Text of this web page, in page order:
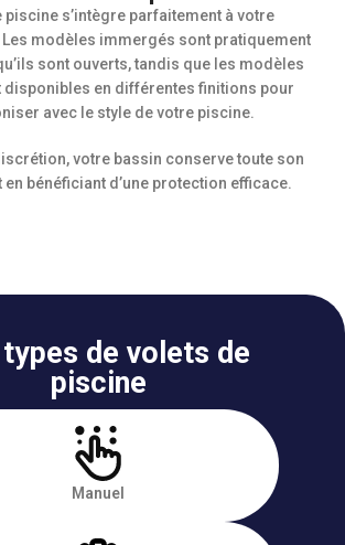
piscine s’intègre parfaitement à votre
modèles immergés sont pratiquement
sont ouverts, tandis que les modèles
en différentes finitions pour
avec le style de votre piscine.
votre bassin conserve toute son
bénéficiant d’une protection efficace.
de volets de
piscine
Manuel